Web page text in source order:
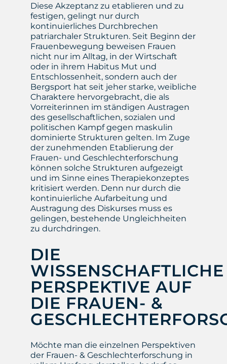
Diese Akzeptanz zu etablieren und zu
festigen, gelingt nur durch
kontinuierliches Durchbrechen
patriarchaler Strukturen. Seit Beginn der
Frauenbewegung beweisen Frauen
nicht nur im Alltag, in der Wirtschaft
oder in ihrem Habitus Mut und
Entschlossenheit, sondern auch der
Bergsport hat seit jeher starke, weibliche
Charaktere hervorgebracht, die als
Vorreiterinnen im ständigen Austragen
des gesellschaftlichen, sozialen und
politischen Kampf gegen maskulin
dominierte Strukturen gelten. Im Zuge
der zunehmenden Etablierung der
Frauen- und Geschlechterforschung
können solche Strukturen aufgezeigt
und im Sinne eines Therapiekonzeptes
kritisiert werden. Denn nur durch die
kontinuierliche Aufarbeitung und
Austragung des Diskurses muss es
gelingen, bestehende Ungleichheiten
zu durchdringen.
DIE
WISSENSCHAFTLICHE
PERSPEKTIVE AUF
DIE FRAUEN- &
Möchte man die einzelnen Perspektiven
der Frauen- & Geschlechterforschung in